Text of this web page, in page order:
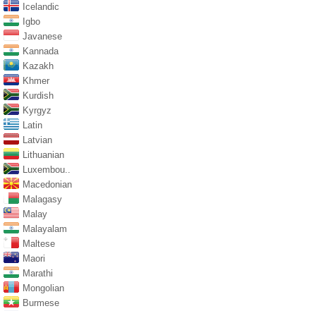
Icelandic
Igbo
Javanese
Kannada
Kazakh
Khmer
Kurdish
Kyrgyz
Latin
Latvian
Lithuanian
Luxembou..
Macedonian
Malagasy
Malay
Malayalam
Maltese
Maori
Marathi
Mongolian
Burmese